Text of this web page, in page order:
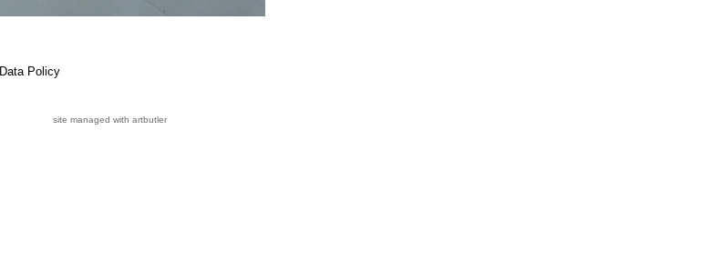
Data Policy
site managed with artbutler